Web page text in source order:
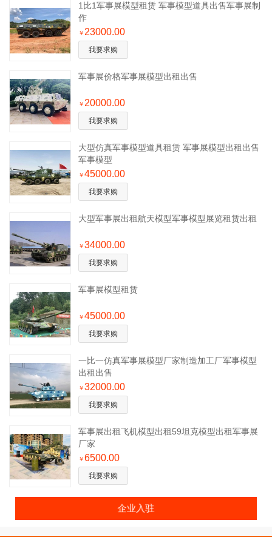
1比1军事展模型租赁 军事模型道具出售军事展制
作
￥ 23000.00
我要求购
军事展价格军事展模型出租出售
￥ 20000.00
我要求购
大型仿真军事模型道具租赁 军事展模型出租出售
军事模型
￥45000.00
我要求购
大型军事展出租航天模型军事模型展览租赁出租
￥34000.00
我要求购
军事展模型租赁
￥45000.00
我要求购
一比一仿真军事展模型厂家制造加工厂军事模型
出租出售
￥32000.00
我要求购
军事展出租飞机模型出租59坦克模型出租军事展
厂家
￥6500.00
我要求购
企业入驻